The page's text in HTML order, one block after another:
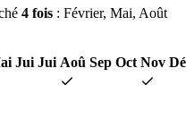
4 fois : Février, Mai, Août
Jui Jui Aoû Sep Oct Nov